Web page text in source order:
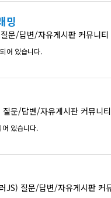
밍
문/답변/자유게시판 커뮤니티
어 있습니다.
문/답변/자유게시판 커뮤니
있습니다.
JS) 질문/답변/자유게시판 커